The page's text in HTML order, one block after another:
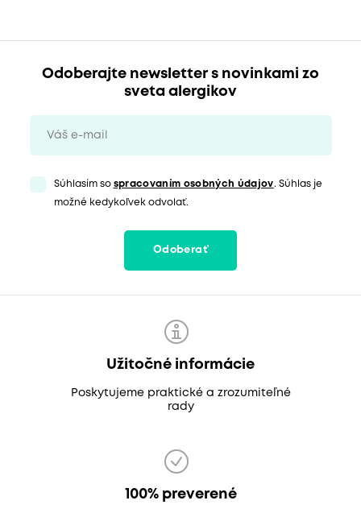
Odoberajte newsletter s novinkami zo
sveta alergikov
Súhlasím so spracovaním osobných údajov. Súhlas je
možné kedykoľvek odvolať.
Odoberať
Užitočné informácie
Poskytujeme praktické a zrozumiteľné
rady
100% preverené